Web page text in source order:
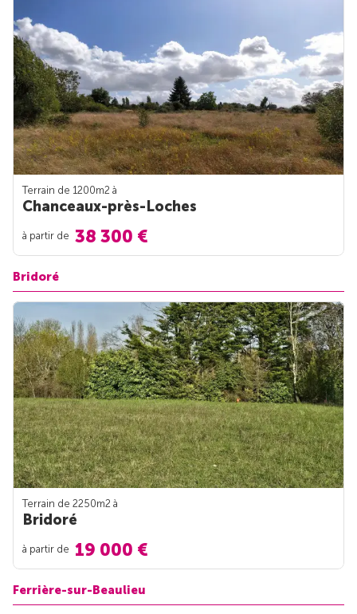
Terrain de 1200m2 à
Chanceaux-près-Loches
à partir de 38 300 €
Bridoré
Terrain de 2250m2 à
Bridoré
à partir de 19 000 €
Ferrière-sur-Beaulieu